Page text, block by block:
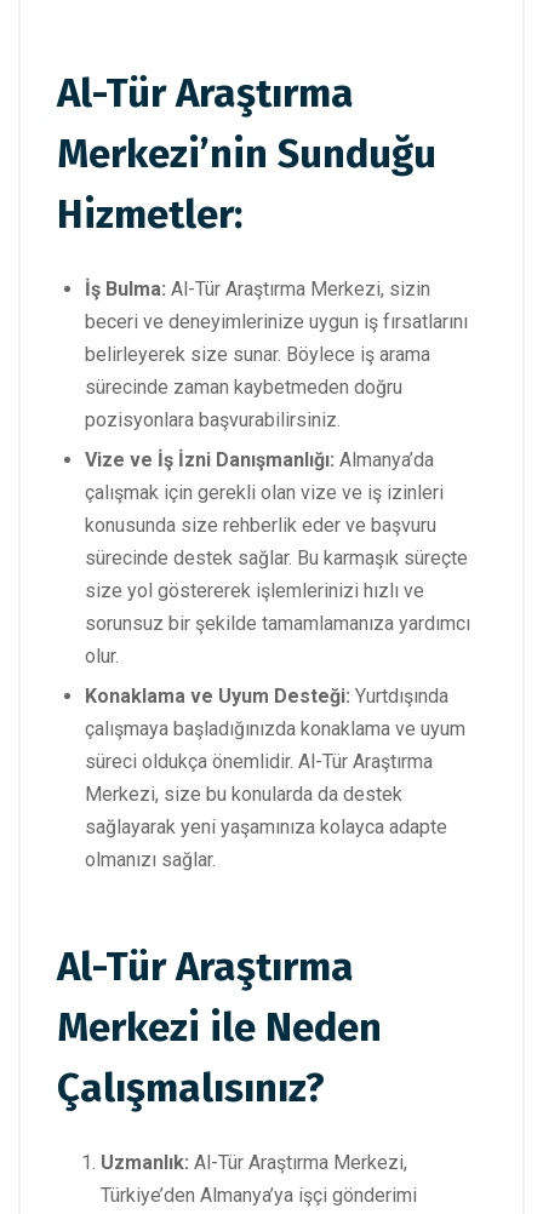
Al-Tür Araştırma
Merkezi’nin Sunduğu
Hizmetler:
İş Bulma: Al-Tür Araştırma Merkezi, sizin
beceri ve deneyimlerinize uygun iş fırsatlarını
belirleyerek size sunar. Böylece iş arama
sürecinde zaman kaybetmeden doğru
pozisyonlara başvurabilirsiniz.
Vize ve İş İzni Danışmanlığı: Almanya’da
çalışmak için gerekli olan vize ve iş izinleri
konusunda size rehberlik eder ve başvuru
sürecinde destek sağlar. Bu karmaşık süreçte
size yol göstererek işlemlerinizi hızlı ve
sorunsuz bir şekilde tamamlamanıza yardımcı
olur.
Konaklama ve Uyum Desteği: Yurtdışında
çalışmaya başladığınızda konaklama ve uyum
süreci oldukça önemlidir. Al-Tür Araştırma
Merkezi, size bu konularda da destek
sağlayarak yeni yaşamınıza kolayca adapte
olmanızı sağlar.
Al-Tür Araştırma
Merkezi ile Neden
Çalışmalısınız?
Uzmanlık: Al-Tür Araştırma Merkezi,
Türkiye’den Almanya’ya işçi gönderimi